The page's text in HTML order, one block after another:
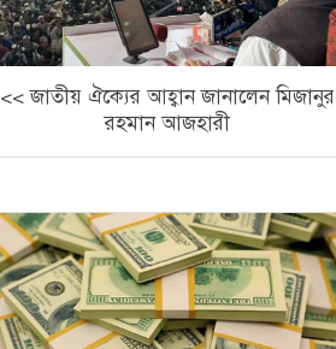
<< জাতীয় ঐক্যের আহ্বান জানালেন মিজানুর
রহমান আজহারী